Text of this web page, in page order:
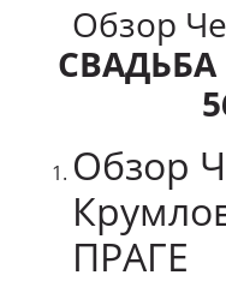
Обзор
СВАДЬБА
Обзор
ПРАГЕ